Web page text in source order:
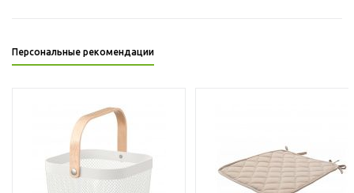
Персональные рекомендации